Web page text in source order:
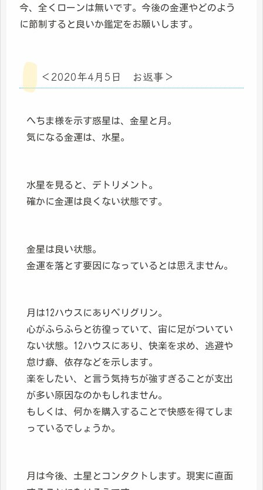
今、全くローンは無いです。今後の金運やどのよう
に節制すると良いか鑑定をお願いします。
＜2020年4月5日 お返事＞
へちま様を示す惑星は、金星と月。
気になる金運は、水星。
水星を見ると、デトリメント。
確かに金運は良くない状態です。
金星は良い状態。
金運を落とす要因になっているとは思えません。
月は12ハウスにありペリグリン。
心がふらふらと彷徨っていて、宙に足がついてい
ない状態。12ハウスにあり、快楽を求め、逃避や
怠け癖、依存などを示します。
楽をしたい、と言う気持ちが強すぎることが支出
が多い原因なのかもしれません。
もしくは、何かを購入することで快感を得てしま
っているでしょうか。
月は今後、土星とコンタクトします。現実に直面